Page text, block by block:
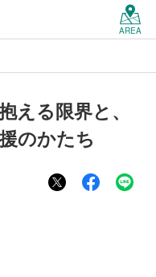
AREA
える限界と、
のかたち